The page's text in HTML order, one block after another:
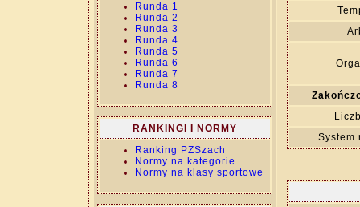
Runda 1
Runda 2
Runda 3
Runda 4
Runda 5
Runda 6
Runda 7
Runda 8
RANKINGI I NORMY
Ranking PZSzach
Normy na kategorie
Normy na klasy sportowe
System